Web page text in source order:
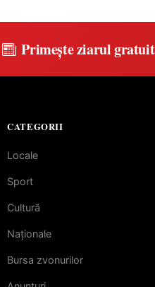
Primește ziarul
CATEGORII
Locale
Sport
Cultură
Naționale
Bursa zvonurilor